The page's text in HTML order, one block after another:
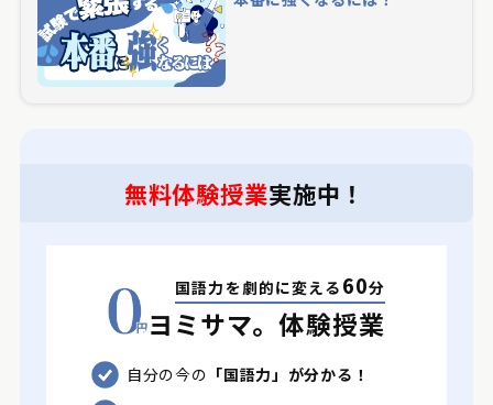
無料体験授業実施中！
国語力を劇的に変える 60分
ヨミサマ。体験授業
自分の今の 「国語力」が分かる！